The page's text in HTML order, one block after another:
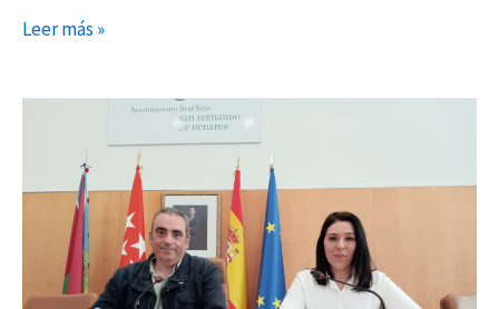
Leer más »
las